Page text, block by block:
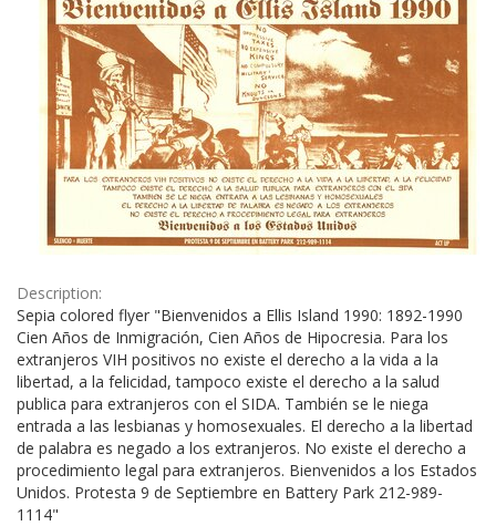
Description:
Sepia colored flyer "Bienvenidos a Ellis Island 1990: 1892-1990
Cien Años de Inmigración, Cien Años de Hipocresia. Para los
extranjeros VIH positivos no existe el derecho a la vida a la
libertad, a la felicidad, tampoco existe el derecho a la salud
publica para extranjeros con el SIDA. También se le niega
entrada a las lesbianas y homosexuales. El derecho a la libertad
de palabra es negado a los extranjeros. No existe el derecho a
procedimiento legal para extranjeros. Bienvenidos a los Estados
Unidos. Protesta 9 de Septiembre en Battery Park 212-989-
1114"